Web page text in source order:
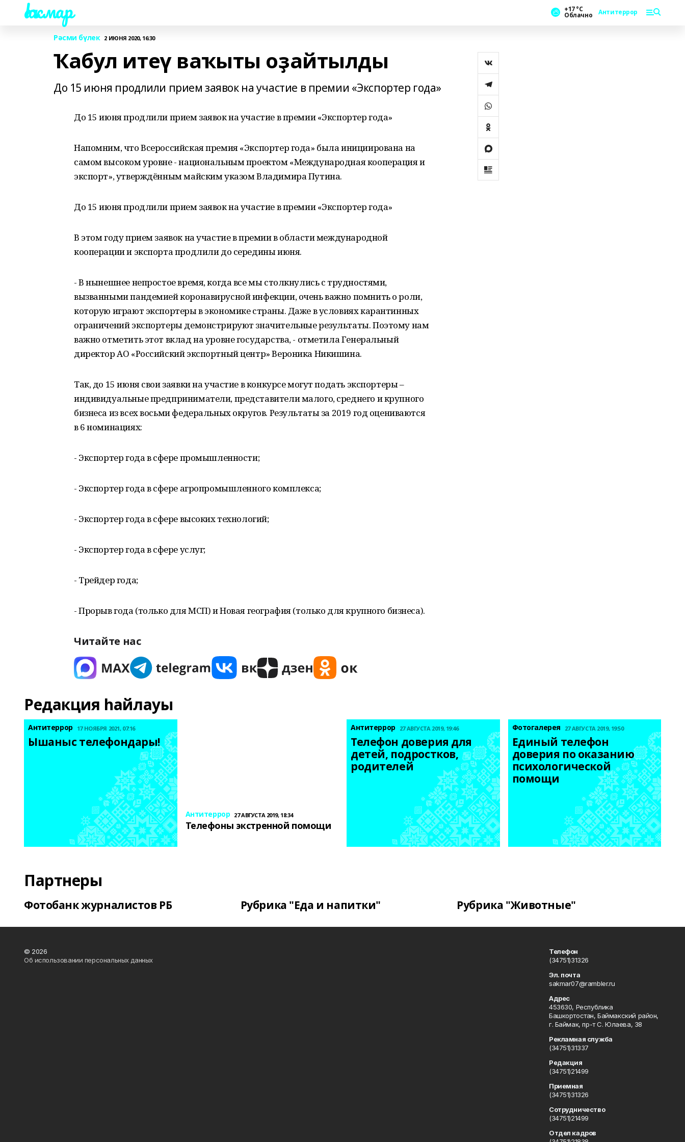
Һаҡмар +17 °С
Облачно Антитеррор
Рәсми бүлек 2 ИЮНЯ 2020, 16:30
Ҡабул итеү ваҡыты оҙайтылды
До 15 июня продлили прием заявок на участие в премии «Экспортер года»
До 15 июня продлили прием заявок на участие в премии «Экспортер года»
Напомним, что Всероссийская премия «Экспортер года» была инициирована на
самом высоком уровне - национальным проектом «Международная кооперация и
экспорт», утверждённым майским указом Владимира Путина.
До 15 июня продлили прием заявок на участие в премии «Экспортер года»
В этом году прием заявок на участие в премии в области международной
кооперации и экспорта продлили до середины июня.
- В нынешнее непростое время, когда все мы столкнулись с трудностями,
вызванными пандемией коронавирусной инфекции, очень важно помнить о роли,
которую играют экспортеры в экономике страны. Даже в условиях карантинных
ограничений экспортеры демонстрируют значительные результаты. Поэтому нам
важно отметить этот вклад на уровне государства, - отметила Генеральный
директор АО «Российский экспортный центр» Вероника Никишина.
Так, до 15 июня свои заявки на участие в конкурсе могут подать экспортеры –
индивидуальные предприниматели, представители малого, среднего и крупного
бизнеса из всех восьми федеральных округов. Результаты за 2019 год оцениваются
в 6 номинациях:
- Экспортер года в сфере промышленности;
- Экспортер года в сфере агропромышленного комплекса;
- Экспортер года в сфере высоких технологий;
- Экспортер года в сфере услуг;
- Трейдер года;
- Прорыв года (только для МСП) и Новая география (только для крупного бизнеса).
Читайте нас
Редакция һайлауы
Антитеррор 17 НОЯБРЯ 2021, 07:16
Ышаныс телефондары!
Антитеррор 27 АВГУСТА 2019, 18:34
Телефоны экстренной помощи
Антитеррор 27 АВГУСТА 2019, 19:46
Телефон доверия для
детей, подростков,
родителей
Фотогалерея 27 АВГУСТА 2019, 19:50
Единый телефон
доверия по оказанию
психологической
помощи
Партнеры
Фотобанк журналистов РБ Рубрика "Еда и напитки" Рубрика "Животные"
© 2026
Об использовании персональных данных
Телефон
(34751)31326
Эл. почта
sakmar07@rambler.ru
Адрес
453630, Республика
Башкортостан, Баймакский район,
г. Баймак, пр-т С. Юлаева, 38
Рекламная служба
(34751)31337
Редакция
(34751)21499
Приемная
(34751)31326
Сотрудничество
(34751)21499
Отдел кадров